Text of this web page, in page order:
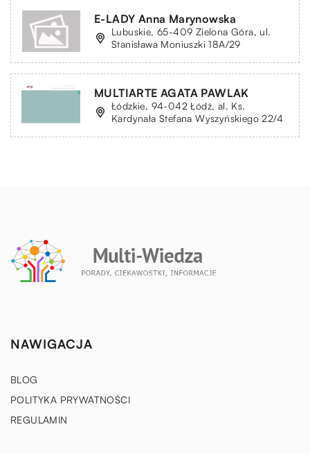
E-LADY Anna Marynowska
Lubuskie, 65-409 Zielona Góra, ul.
Stanisława Moniuszki 18A/29
MULTIARTE AGATA PAWLAK
Łódzkie, 94-042 Łódź, al. Ks.
Kardynała Stefana Wyszyńskiego 22/4
NAWIGACJA
BLOG
POLITYKA PRYWATNOŚCI
REGULAMIN